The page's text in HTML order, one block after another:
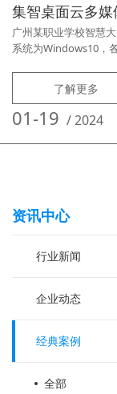
集智桌面云多
广州某职业学校智慧
系统为Windows10，
维。学校需求：需要
云管理系统集中管控
沃集控，课堂助手，
等）；安装
了解更多
01-19 /2024
资讯中心
行业新闻
企业动态
经典案例
全部